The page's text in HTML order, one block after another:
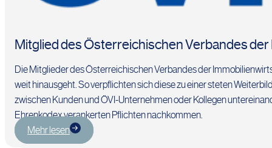
Mitglied des Österreichischen Verbandes
Die Mitglieder des Österreichischen Verbandes der
weit hinausgeht. So verpflichten sich diese zu einer steten
zwischen Kunden und ÖVI-Unternehmen oder Kollegen
Ehrenkodex verankerten Pflichten nachkommen.
Mehr lesen